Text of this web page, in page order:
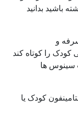
باشید بدانید
و
را کوتاه کند
سینوس ها
کودک یا